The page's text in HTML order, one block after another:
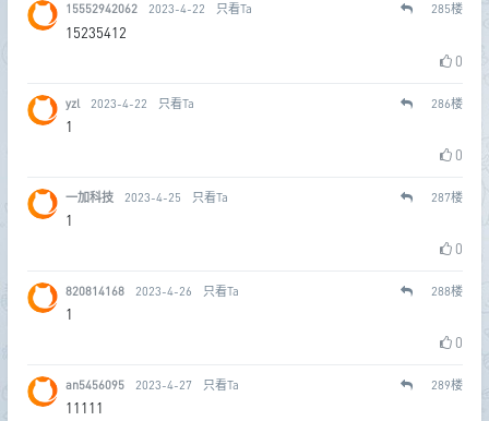
15552942062 2023-4-22 只看Ta 285楼
15235412
0
yzl 2023-4-22 只看Ta 286楼
1
0
一加科技 2023-4-25 只看Ta 287楼
1
0
820814168 2023-4-26 只看Ta 288楼
1
0
an5456095 2023-4-27 只看Ta 289楼
11111